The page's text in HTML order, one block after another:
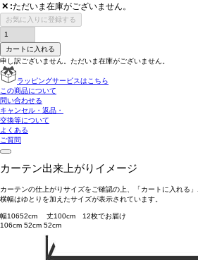
✕ ただいま在庫がございません。
お気に入りに登録する
カートに入れる
申し訳ございません。ただいま在庫がございません。
ラッピングサービスはこちら
この商品について
問い合わせる
キャンセル・返品・
交換等について
よくある
ご質問
カーテン出来上がりイメージ
カーテンの仕上がりサイズをご確認の上、「カートに入れる」
横幅はゆとりを加えたサイズが表示されています。
幅10652cm 丈100cm 12枚でお届け
106cm 52cm 52cm